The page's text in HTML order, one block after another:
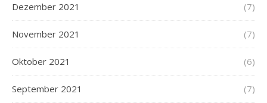
Dezember 2021 (7)
November 2021 (7)
Oktober 2021 (6)
September 2021 (7)